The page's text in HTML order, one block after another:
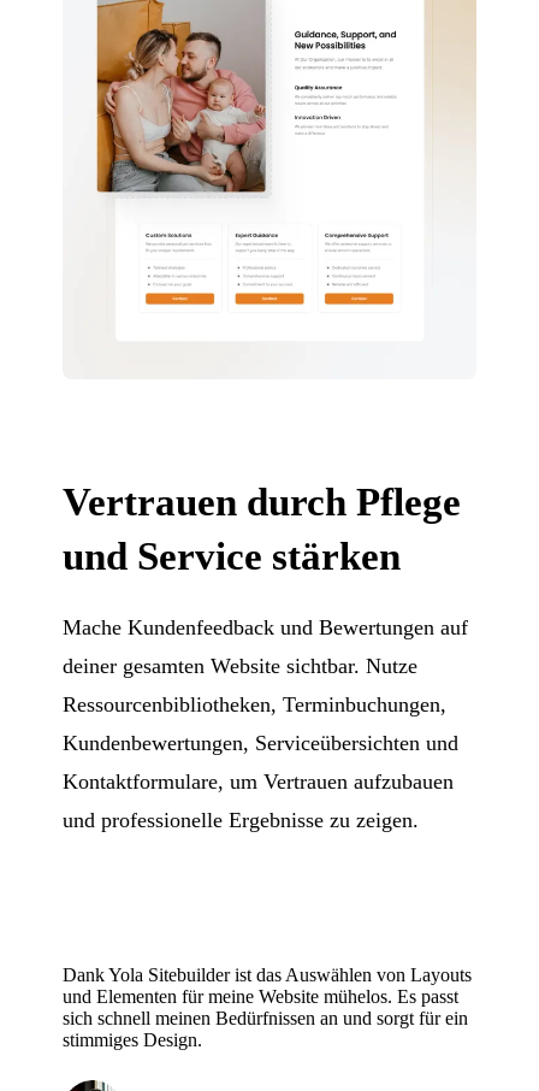
Vertrauen durch Pflege
und Service stärken
Mache Kundenfeedback und Bewertungen auf
deiner gesamten Website sichtbar. Nutze
Ressourcenbibliotheken, Terminbuchungen,
Kundenbewertungen, Serviceübersichten und
Kontaktformulare, um Vertrauen aufzubauen
und professionelle Ergebnisse zu zeigen.
Dank Yola Sitebuilder ist das Auswählen von Layouts
und Elementen für meine Website mühelos. Es passt
sich schnell meinen Bedürfnissen an und sorgt für ein
stimmiges Design.